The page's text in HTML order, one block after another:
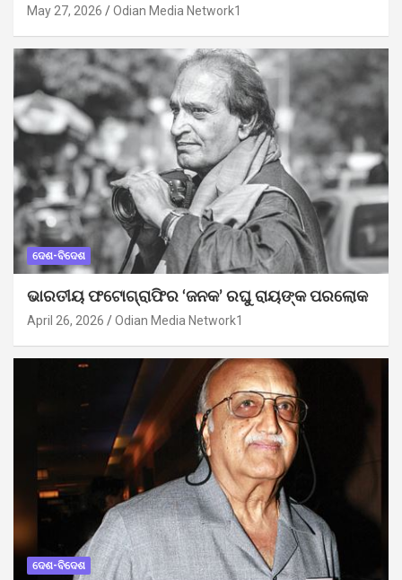
May 27, 2026 Odian Media Network1
ଦେଶ-ବିଦେଶ
ଭାରତୀୟ ଫଟୋଗ୍ରାଫିର ‘ଜନକ’ ରଘୁ ରାୟଙ୍କ ପରଲୋକ
April 26, 2026 Odian Media Network1
ଦେଶ-ବିଦେଶ